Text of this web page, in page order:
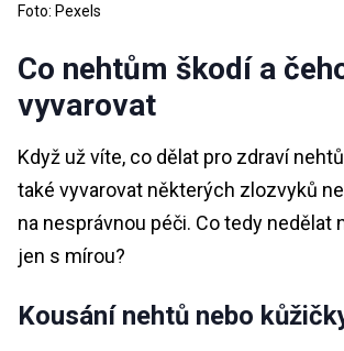
Foto: Pexels
Co nehtům škodí a
vyvarovat
Když už víte, co dělat pro zdraví
také vyvarovat některých zlozvyků
na nesprávnou péči. Co tedy nedělat
jen s mírou?
Kousání nehtů nebo